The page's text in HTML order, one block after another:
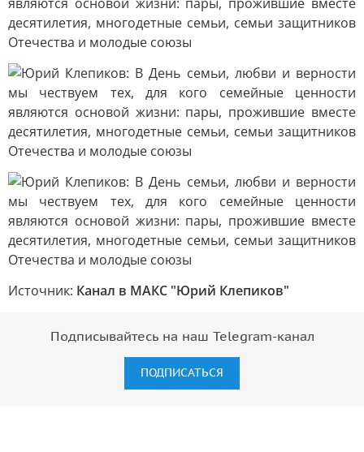
Источник: Канал в МАКС "Юрий Клепиков"
Подписывайтесь на наш Telegram-канал
ПОДПИСАТЬСЯ